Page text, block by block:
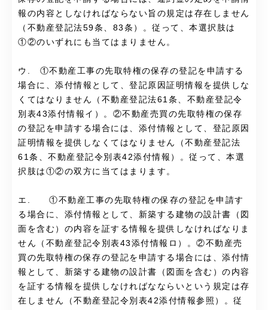
報の内容としなければならない旨の規定は存在しません
（不動産登記法59条、83条）。従って、本選択肢は
①②のいずれにも当てはまりません。
ウ. ①不動産工事の先取特権の保存の登記を申請する
場合に、添付情報として、登記原因証明情報を提供しな
くてはなりません（不動産登記法61条、不動産登記令
別表43添付情報イ）。②不動産売買の先取特権の保存
の登記を申請する場合には、添付情報として、登記原因
証明情報を提供しなくてはなりません（不動産登記法
61条、不動産登記令別表42添付情報）。従って、本選
択肢は①②の双方に当てはまります。
エ. ①不動産工事の先取特権の保存の登記を申請す
る場合に、添付情報として、新築する建物の設計書（図
面を含む）の内容を証する情報を提供しなければなりま
せん（不動産登記令別表43添付情報ロ）。②不動産売
買の先取特権の保存の登記を申請する場合には、添付情
報として、新築する建物の設計書（図面を含む）の内容
を証する情報を提供しなければなならいという規定は存
在しません（不動産登記令別表42添付情報参照）。従